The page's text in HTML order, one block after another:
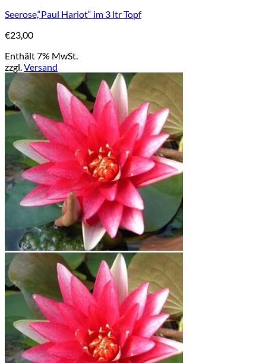
Seerose,“Paul Hariot“ im 3 ltr Topf
€23,00
Enthält 7% MwSt.
zzgl.Versand